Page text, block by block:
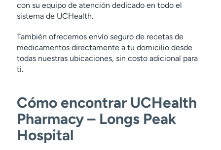
con su equipo de atención dedicado en todo el
sistema de UCHealth.
También ofrecemos envío seguro de recetas de
medicamentos directamente a tu domicilio desde
todas nuestras ubicaciones, sin costo adicional para
ti.
Cómo encontrar UCHealth
Pharmacy – Longs Peak
Hospital